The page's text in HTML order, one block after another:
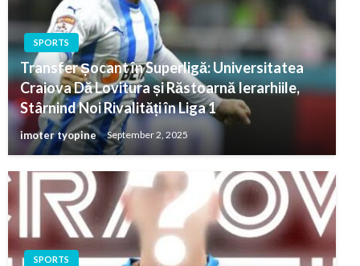
SPORTS
Transfer Șocant în Superligă: Universitatea
Craiova Dă Lovitura și Răstoarnă Ierarhiile,
Stârnind Noi Rivalități în Liga 1
imoter tyopine September 2, 2025
SPORTS